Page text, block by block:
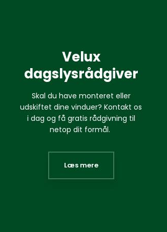
Velux
dagslysrådgiver
Skal du have monteret eller
udskiftet dine vinduer? Kontakt os
i dag og få gratis rådgivning til
netop dit formål.
Læs mere​